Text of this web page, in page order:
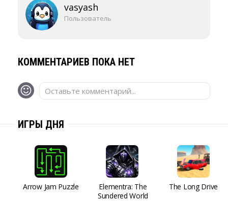
vasyash
Пользователь
КОММЕНТАРИЕВ ПОКА НЕТ
Оставьте комментарий...
ИГРЫ ДНЯ
Arrow Jam Puzzle
Elementra: The
Sundered World
The Long Drive